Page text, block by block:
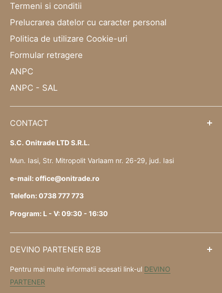
Termeni si conditii
Prelucrarea datelor cu caracter personal
Politica de utilizare Cookie-uri
Formular retragere
ANPC
ANPC - SAL
CONTACT
S.C. Onitrade LTD S.R.L.
Mun. Iasi, Str. Mitropolit Varlaam nr. 26-29, jud. Iasi
e-mail: office@onitrade.ro
Telefon: 0738 777 773
Program: L - V: 09:30 - 16:30
DEVINO PARTENER B2B
Pentru mai multe informatii acesati link-ul DEVINO
PARTENER